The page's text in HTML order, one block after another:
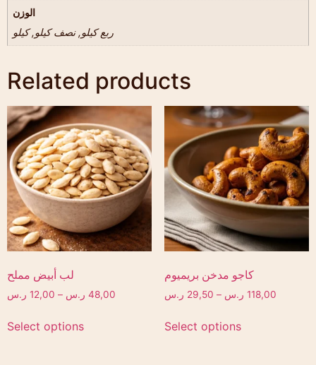
الوزن
ربع كيلو, نصف كيلو, كيلو
Related products
لب أبيض مملح
12,00 ر.س – 48,00 ر.س
Select options
كاجو مدخن بريميوم
29,50 ر.س – 118,00 ر.س
Select options